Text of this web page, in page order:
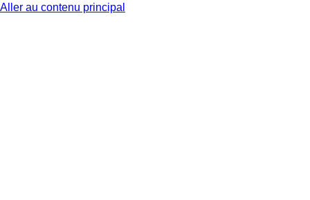
Aller au contenu principal